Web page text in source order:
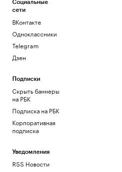
Социальные
сети
ВКонтакте
Одноклассники
Telegram
Дзен
Подписки
Скрыть баннеры
на РБК
Подписка на РБК
Корпоративная
подписка
Уведомления
RSS Новости